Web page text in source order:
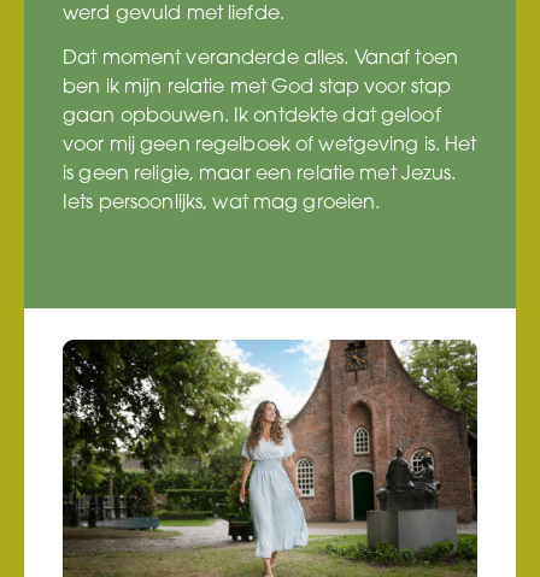
werd gevuld met liefde.
Dat moment veranderde alles. Vanaf toen
ben ik mijn relatie met God stap voor stap
gaan opbouwen. Ik ontdekte dat geloof
voor mij geen regelboek of wetgeving is. Het
is geen religie, maar een relatie met Jezus.
Iets persoonlijks, wat mag groeien.